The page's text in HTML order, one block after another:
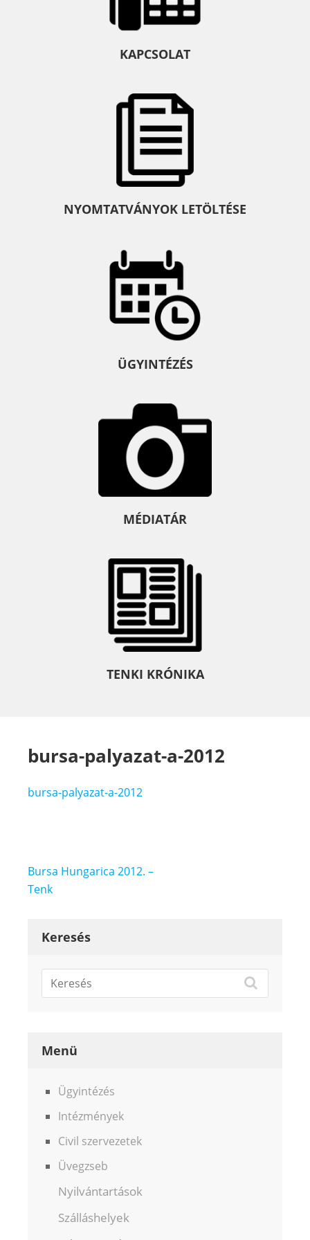
KAPCSOLAT
NYOMTATVÁNYOK LETÖLTÉSE
ÜGYINTÉZÉS
MÉDIATÁR
TENKI KRÓNIKA
bursa-palyazat-a-2012
bursa-palyazat-a-2012
Bejegyzés
navigáció
Bursa Hungarica 2012. –
Tenk
Keresés
Menü
Ügyintézés
Intézmények
Civil szervezetek
Üvegzseb
Nyilvántartások
Szálláshelyek